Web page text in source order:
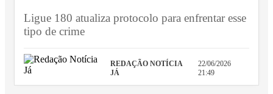
Ligue 180 atualiza protocolo para enfrentar esse
tipo de crime
REDAÇÃO NOTÍCIA
JÁ
22/06/2026
21:49